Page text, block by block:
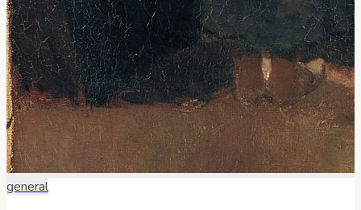
general